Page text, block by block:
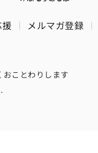
援
メルマガ登録
ことわりします